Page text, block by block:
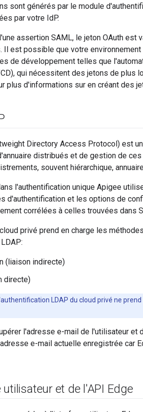
sont générés par le module
par votre IdP.
assertion SAML, le jeton OAuth
Il est possible que votre
de développement telles que
qui nécessitent des jetons de plus
plus d'informations sur en créant des
Directory Access Protocol) est
distribués et de gestion de
souvent hiérarchique,
l'authentification unique Apigee
d'authentification et les options de
corrélées à celles trouvées dans
privé prend en charge les
(liaison indirecte)
directe)
LDAP du cloud privé ne
l'adresse e-mail de l'utilisateur et
e-mail actuelle enregistrée car
et de l'API Edge